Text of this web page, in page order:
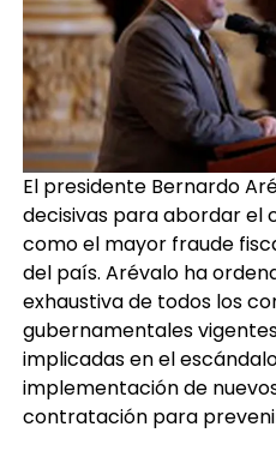
El presidente Bernardo
decisivas para abordar el
como el mayor fraude
del país. Arévalo ha
exhaustiva de todos los
gubernamentales
implicadas en el
implementación de
contratación para